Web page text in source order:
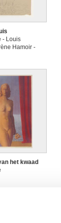
- Louis
Hamoir -
het kwaad